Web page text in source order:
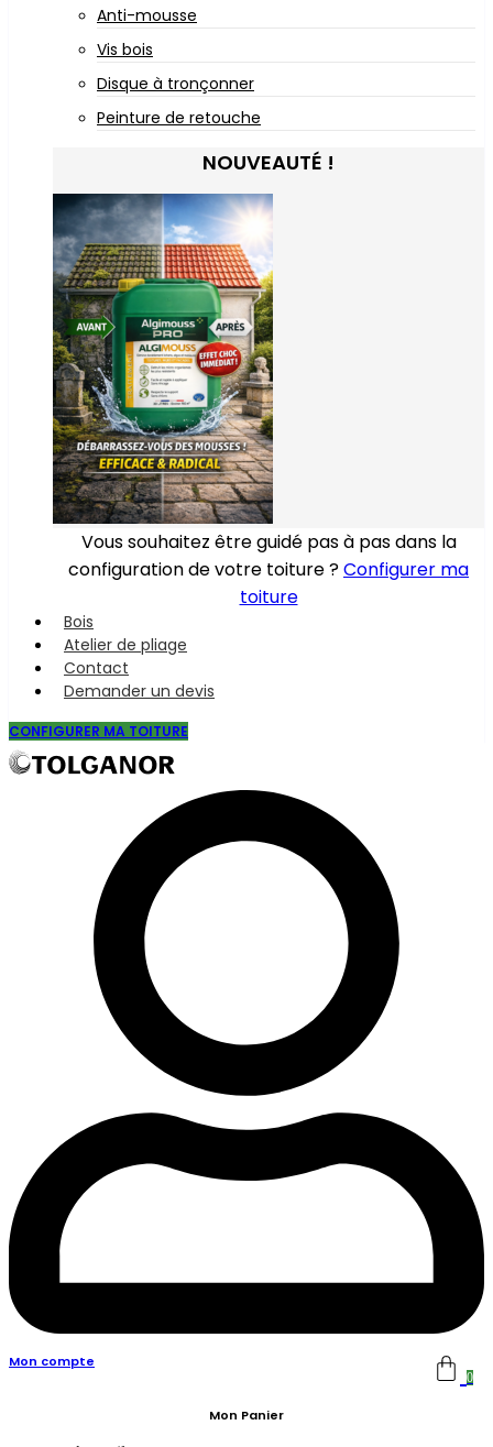
Anti-mousse
Vis bois
Disque à tronçonner
Peinture de retouche
NOUVEAUTÉ !
Vous souhaitez être guidé pas à pas dans la
configuration de votre toiture ?Configurer ma
toiture
Bois
Atelier de pliage
Contact
Demander un devis
CONFIGURER MA TOITURE
Mon compte
0
Mon Panier